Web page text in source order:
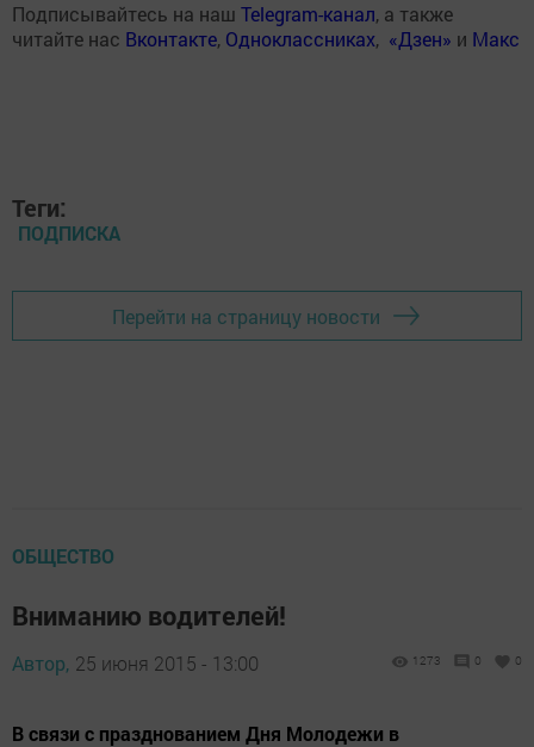
Подписывайтесь на наш Telegram-канал, а также
читайте нас Вконтакте, Одноклассниках, «Дзен» и Макс
Теги:
ПОДПИСКА
Перейти на страницу новости
ОБЩЕСТВО
Вниманию водителей!
Автор, 25 июня 2015 - 13:00 1273 0 0
В связи с празднованием Дня Молодежи в